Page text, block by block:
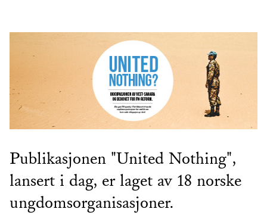
Publikasjonen "United Nothing",
lansert i dag, er laget av 18 norske
ungdomsorganisasjoner.